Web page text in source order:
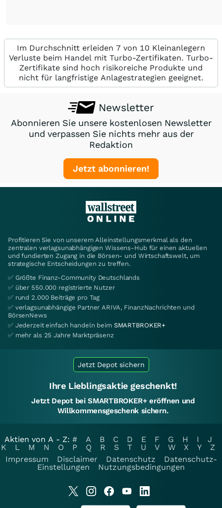
Im Durchschnitt erleiden 7 von 10 Kleinanlegern
Verluste beim Handel mit Turbo-Zertifikaten. Turbo-
Zertifikate sind hoch risikoreiche Produkte und
nicht für langfristige Anlagestrategien geeignet.
Newsletter
Abonnieren Sie unsere kostenlosen Newsletter
und verpassen Sie nichts mehr aus der
Redaktion
Jetzt abonnieren!
Profitieren Sie von unserem Alleinstellungsmerkmal als den
zentralen verlagsunabhängigen Wissens-Hub für einen aktuellen
und fundierten Zugang in die Börsen- und Wirtschaftswelt, um
strategische Entscheidungen zu treffen.
✅ Größte Finanz-Community Deutschlands
✅ über 550.000 registrierte Nutzer
✅ rund 2.000 Beiträge pro Tag
✅ verlagsunabhängige Partner ARIVA, FinanzNachrichten und
BörsenNews
✅ Jederzeit einfach handeln beim SMARTBROKER+
✅ mehr als 25 Jahre Marktpräsenz
Jetzt Depot sichern
Ihre Lieblingsaktie geschenkt!
Jetzt Depot bei SMARTBROKER+ eröffnen und
Willkommensgeschenk sichern.
Aktien von A - Z: # A B C D E F G H I
J
K
L M N O P Q R S T U V W X Y
Z
Impressum
Disclaimer Datenschutz
Datenschutz-
Einstellungen
Nutzungsbedingungen